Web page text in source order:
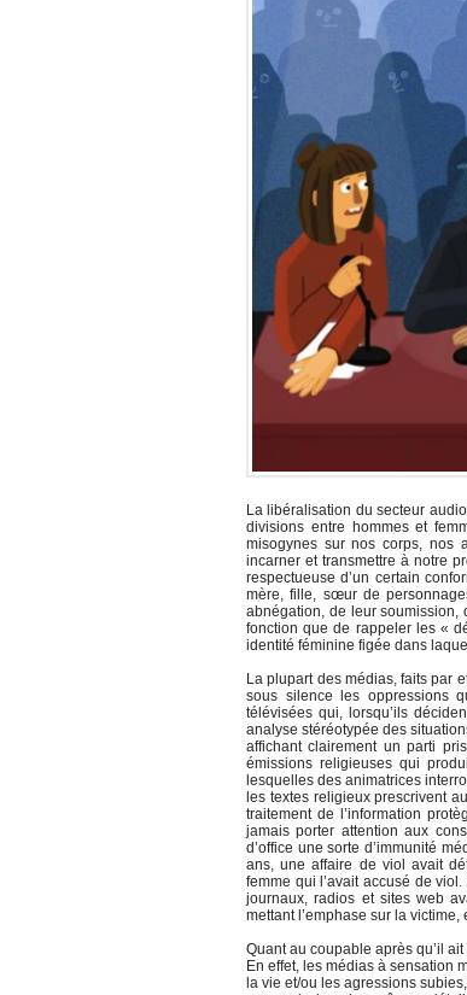
La libéralisation du secteur
divisions entre hommes et
misogynes sur nos corps, nos
incarner et transmettre à notre
respectueuse d’un certain
mère, fille, sœur de
abnégation, de leur soumission,
fonction que de rappeler les «
identité féminine figée dans
La plupart des médias, faits par
sous silence les oppressions
télévisées qui, lorsqu’ils
analyse stéréotypée des
affichant clairement un parti
émissions religieuses qui
lesquelles des animatrices
les textes religieux prescrivent
traitement de l’information
jamais porter attention aux
d’office une sorte d’immunité
ans, une affaire de viol avait
femme qui l’avait accusé de
journaux, radios et sites web
mettant l’emphase sur la
Quant au coupable après qu’il
En effet, les médias à sensation
la vie et/ou les agressions